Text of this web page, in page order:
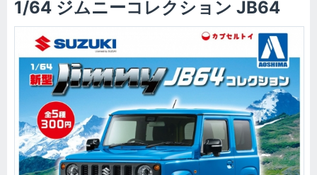
1/64 ジムニーコレクション JB64